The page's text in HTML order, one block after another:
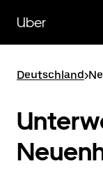
zum
Hauptinhalt
Uber
Deutschland>